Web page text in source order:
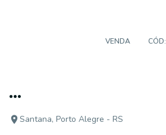
VENDA CÓD:
...
Santana, Porto Alegre - RS